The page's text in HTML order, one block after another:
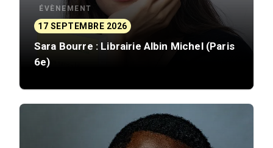
ÉVÈNEMENT
17 SEPTEMBRE 2026
Sara Bourre : Librairie Albin Michel (Paris
6e)